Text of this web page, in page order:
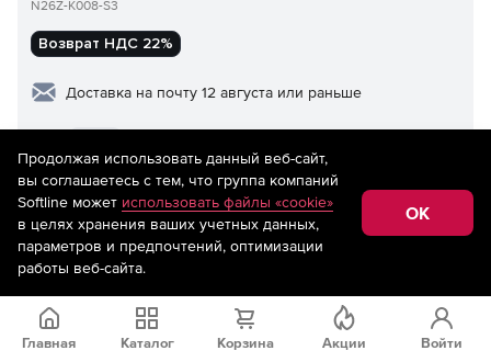
N26Z-K008-S3
Возврат НДС 22%
Доставка на почту 12 августа или раньше
Добавить в корзину
Главная Каталог Корзина Акции Войти
Продолжая использовать данный веб-сайт,
вы соглашаетесь с тем, что группа компаний
Softline может использовать файлы «cookie»
в целях хранения ваших учетных данных,
параметров и предпочтений, оптимизации
работы веб-сайта.
OK